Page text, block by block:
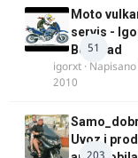
51
Moto
servis -
Beograd
igorxt · Napisano
2010
203
Uvoz i